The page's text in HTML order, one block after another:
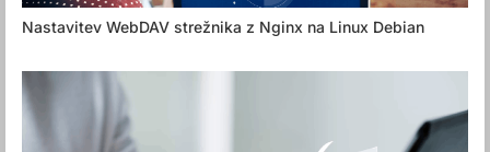
Nastavitev WebDAV strežnika z Nginx na Linux Debian